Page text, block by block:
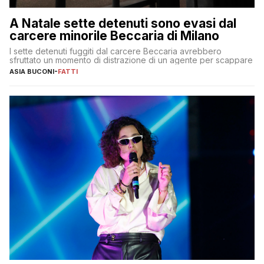
A Natale sette detenuti sono evasi dal
carcere minorile Beccaria di Milano
I sette detenuti fuggiti dal carcere Beccaria avrebbero
sfruttato un momento di distrazione di un agente per scappare
ASIA BUCONI-FATTI